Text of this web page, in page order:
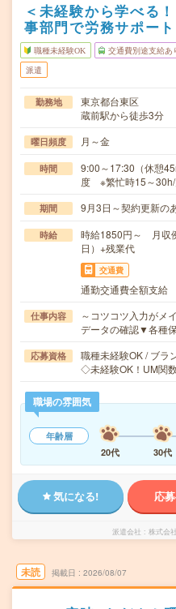
＜未経験から学べる
事部門で労務サポート
職種未経験OK 交通費別途支給あ
派遣
勤務地
東京都台東区
蔵前駅から徒歩3分
曜日頻度 月～金
時間
9:00～17:30（休憩
度 ※繁忙時15～
期間 9月3日～契約更新の
時給
時給1850円～ 月収
日）+残業代
交通費
通勤交通費全額支給
仕事内容
～コツコツ入力がメ
データの確認▼各種
応募資格
職種未経験OK / ブラ
◇未経験OK！UM関
職場の雰囲気
年齢層
20代
30代
気になる! 応
派遣会社 株式会
未読 掲載日 2026/08/07